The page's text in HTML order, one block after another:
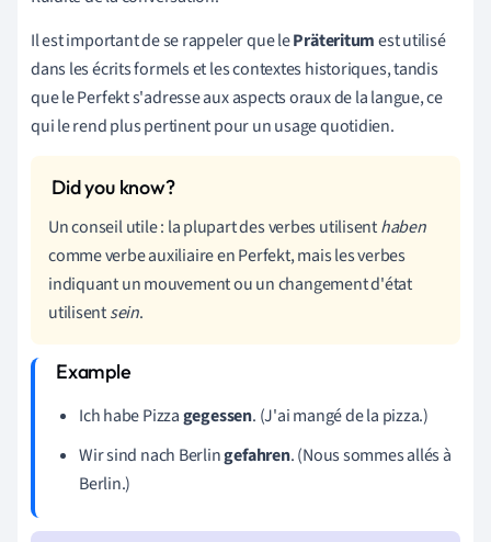
Il est important de se rappeler que lePräteritumest utilisé
dans les écrits formels et les contextes historiques, tandis
que le Perfekt s'adresse aux aspects oraux de la langue, ce
qui le rend plus pertinent pour un usage quotidien.
Un conseil utile : la plupart des verbes utilisenthaben
comme verbe auxiliaire en Perfekt, mais les verbes
indiquant un mouvement ou un changement d'état
utilisentsein.
Ich habe Pizzagegessen. (J'ai mangé de la pizza.)
Wir sind nach Berlingefahren. (Nous sommes allés à
Berlin.)